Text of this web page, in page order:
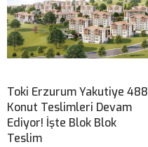
Toki Erzurum Yakutiye 488
Konut Teslimleri Devam
Ediyor! İşte Blok Blok
Teslim